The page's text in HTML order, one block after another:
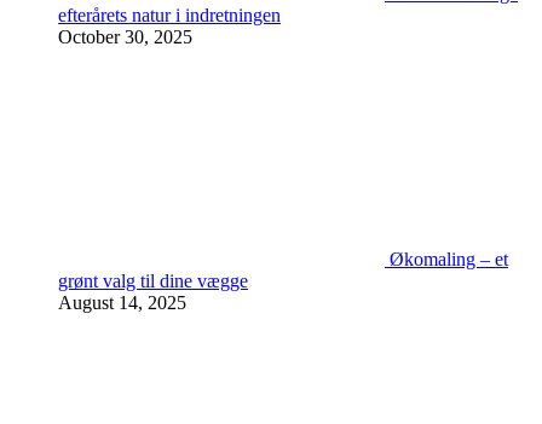
efterårets natur i indretningen
October 30, 2025
Økomaling – et
grønt valg til dine vægge
August 14, 2025